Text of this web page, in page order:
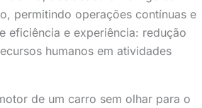
permitindo operações contínuas e
eficiência e experiência: redução
humanos em atividades
de um carro sem olhar para o